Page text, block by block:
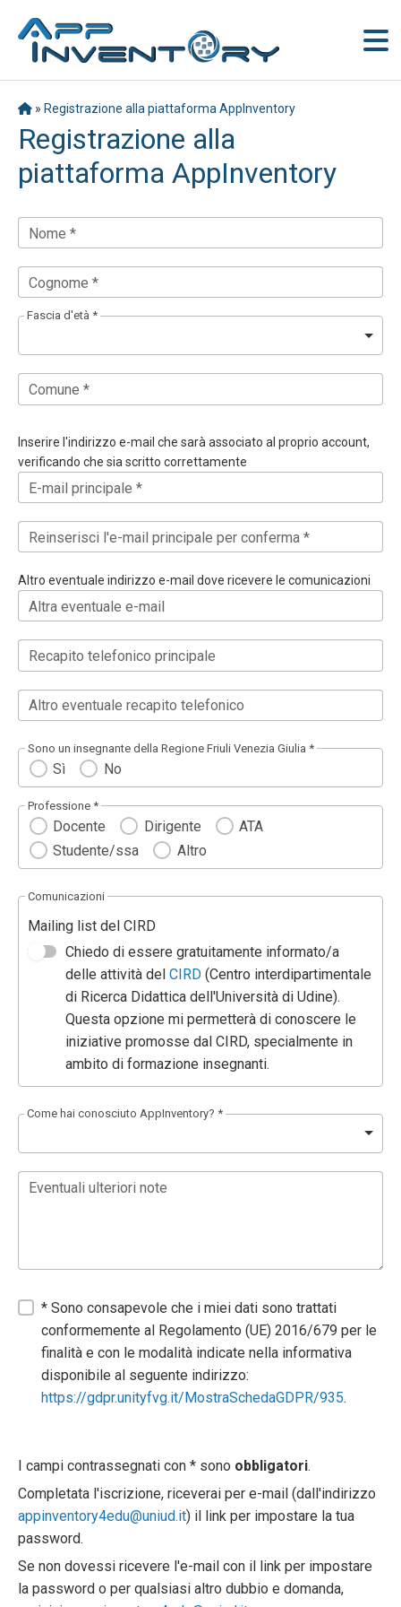
» Registrazione alla piattaforma AppInventory
Registrazione alla
piattaforma AppInventory
Nome *
Cognome *
Fascia d'età *
Comune *
Inserire l'indirizzo e-mail che sarà associato al proprio account,
verificando che sia scritto correttamente
E-mail principale *
Reinserisci l'e-mail principale per conferma *
Altro eventuale indirizzo e-mail dove ricevere le comunicazioni
Altra eventuale e-mail
Recapito telefonico principale
Altro eventuale recapito telefonico
Sono un insegnante della Regione Friuli Venezia Giulia *
Sì No
Professione *
Docente Dirigente
ATA
Studente/ssa
Altro
Comunicazioni
Mailing list del CIRD
Chiedo di essere gratuitamente informato/a
delle attività delCIRD (Centro interdipartimentale
di Ricerca Didattica dell'Università di Udine).
Questa opzione mi permetterà di conoscere le
iniziative promosse dal CIRD, specialmente in
ambito di formazione insegnanti.
Come hai conosciuto AppInventory? *
Eventuali ulteriori note
* Sono consapevole che i miei dati sono trattati
conformemente al Regolamento (UE) 2016/679 per le
finalità e con le modalità indicate nella informativa
disponibile al seguente indirizzo:
https://gdpr.unityfvg.it/MostraSchedaGDPR/935.
I campi contrassegnati con * sono obbligatori.
Completata l'iscrizione, riceverai per e-mail (dall'indirizzo
appinventory4edu@uniud.it) il link per impostare la tua
password.
Se non dovessi ricevere l'e-mail con il link per impostare
la password o per qualsiasi altro dubbio e domanda,